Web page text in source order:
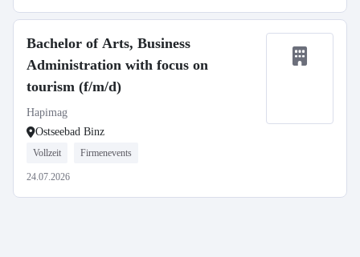
Bachelor of Arts, Business
Administration with focus on
tourism (f/m/d)
Hapimag
Ostseebad Binz
Vollzeit Firmenevents
24.07.2026